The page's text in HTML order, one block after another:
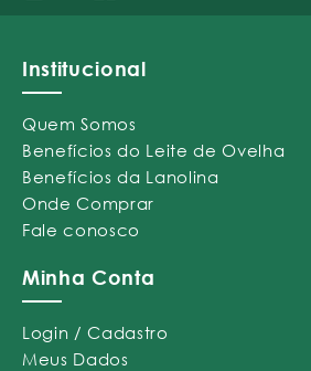
Institucional
Quem Somos
Benefícios do Leite de Ovelha
Benefícios da Lanolina
Onde Comprar
Fale conosco
Minha Conta
Login / Cadastro
Meus Dados